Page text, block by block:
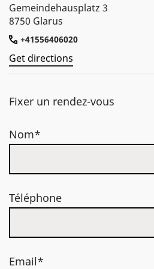
Gemeindehausplatz 3
8750 Glarus
+41556406020
Get directions
Fixer un rendez-vous
Nom*
Téléphone
Email*